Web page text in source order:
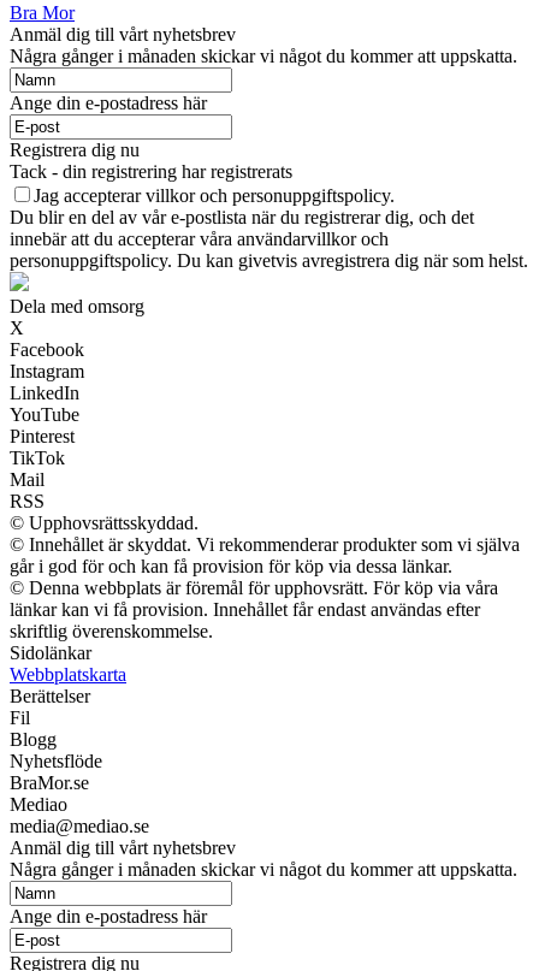
Bra Mor
Anmäl dig till vårt nyhetsbrev
Några gånger i månaden skickar vi något du kommer att uppskatta.
Ange din e-postadress här
Registrera dig nu
Tack - din registrering har registrerats
Jag accepterar villkor och personuppgiftspolicy.
Du blir en del av vår e-postlista när du registrerar dig, och det
innebär att du accepterar våra användarvillkor och
personuppgiftspolicy. Du kan givetvis avregistrera dig när som helst.
Dela med omsorg
X
Facebook
Instagram
LinkedIn
YouTube
Pinterest
TikTok
Mail
RSS
© Upphovsrättsskyddad.
© Innehållet är skyddat. Vi rekommenderar produkter som vi själva
går i god för och kan få provision för köp via dessa länkar.
© Denna webbplats är föremål för upphovsrätt. För köp via våra
länkar kan vi få provision. Innehållet får endast användas efter
skriftlig överenskommelse.
Sidolänkar
Webbplatskarta
Berättelser
Fil
Blogg
Nyhetsflöde
BraMor.se
Mediao
media@mediao.se
Anmäl dig till vårt nyhetsbrev
Några gånger i månaden skickar vi något du kommer att uppskatta.
Ange din e-postadress här
Registrera dig nu